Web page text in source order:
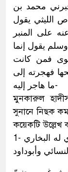
محمد بن
الليثي يقول
على المنبر
يقول إنما
نوى فمن كانت
فهجرته إلى
ما هاجر إليه-
মুনকারুল
সুনানে নিছক
কয়েকটি উল্লেখ
1- أحمد بن شعيب بن سعيد الحبطي، روي له البخاري